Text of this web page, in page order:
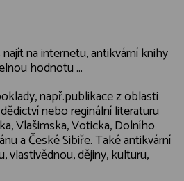
na internetu, antikvární knihy
hodnotu ...
např.publikace z oblasti
nebo reginální literaturu
Vlašimska, Voticka, Dolního
a České Sibiře. Také antikvární
vlastivědnou, dějiny, kulturu,